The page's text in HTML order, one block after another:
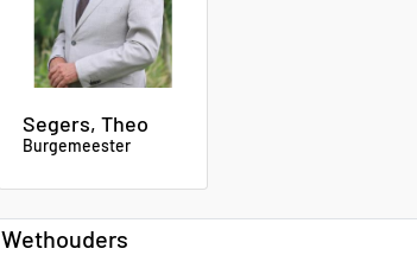
Segers, Theo
Burgemeester
Wethouders